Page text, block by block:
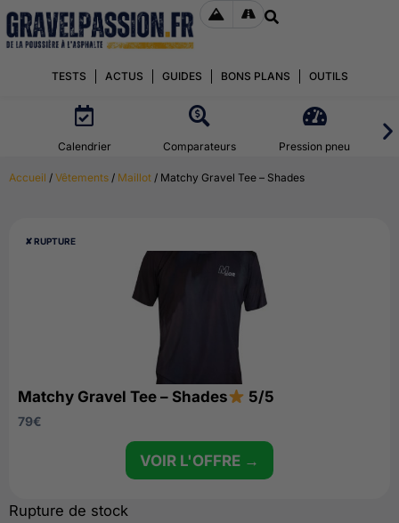
TESTS ACTUS GUIDES BONS PLANS OUTILS
Calendrier Comparateurs Pression pneu
Accueil / Vêtements / Maillot / Matchy Gravel Tee – Shades
Rupture de stock
✘ RUPTURE
Matchy Gravel Tee – Shades 5/5
79€
VOIR L'OFFRE →